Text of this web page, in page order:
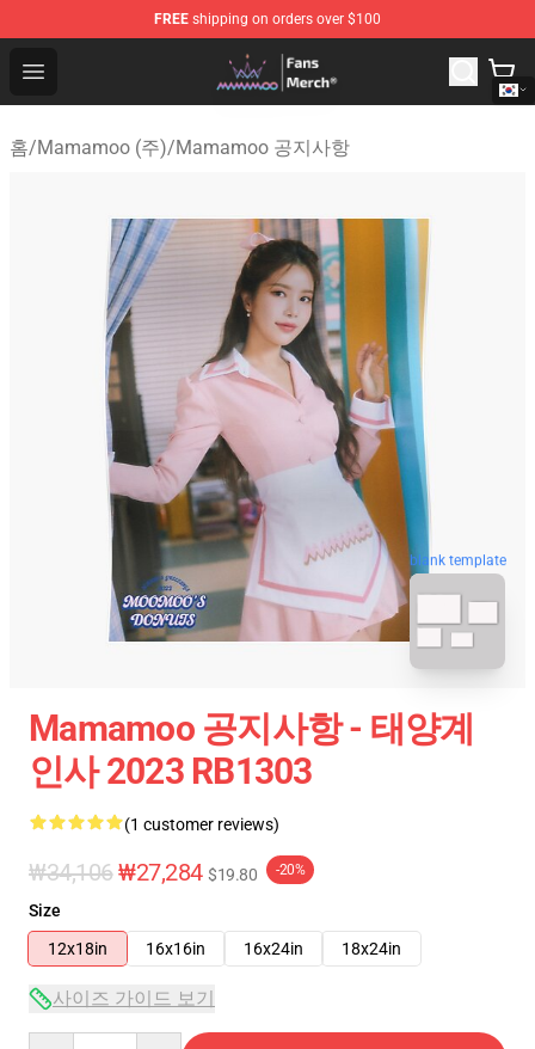
FREE shipping on orders over $100
Open menu
Mamamoo Store - Official Mamamoo Merchandise Shop
홈/Mamamoo (주)/Mamamoo 공지사항
blank template
Mamamoo 공지사항 - 태양계
인사 2023 RB1303
(1 customer reviews)
₩34,106₩27,284 $19.80 -20%
Size
12x18in
16x16in 16x24in 18x24in
사이즈 가이드 보기